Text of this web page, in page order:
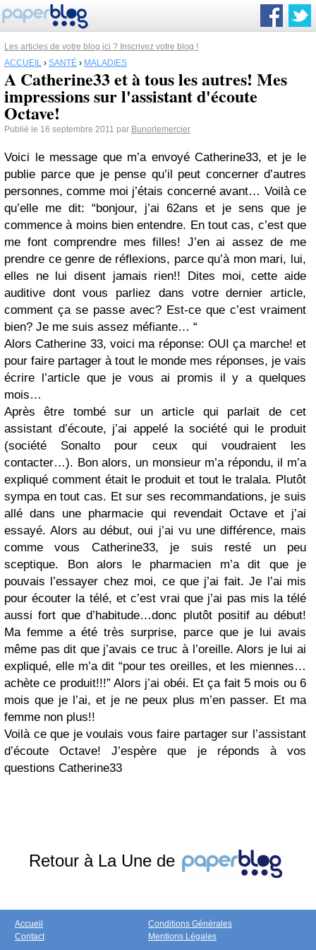
Les articles de votre blog ici ? Inscrivez votre blog !
ACCUEIL › SANTÉ › MALADIES
A Catherine33 et à tous les autres! Mes
impressions sur l'assistant d'écoute
Octave!
Publié le 16 septembre 2011 par Bunorlemercier
Voici le message que m’a envoyé Catherine33, et je le
publie parce que je pense qu’il peut concerner d’autres
personnes, comme moi j’étais concerné avant… Voilà ce
qu’elle me dit: “bonjour, j’ai 62ans et je sens que je
commence à moins bien entendre. En tout cas, c’est que
me font comprendre mes filles! J’en ai assez de me
prendre ce genre de réflexions, parce qu’à mon mari, lui,
elles ne lui disent jamais rien!! Dites moi, cette aide
auditive dont vous parliez dans votre dernier article,
comment ça se passe avec? Est-ce que c’est vraiment
bien? Je me suis assez méfiante… “
Alors Catherine 33, voici ma réponse: OUI ça marche! et
pour faire partager à tout le monde mes réponses, je vais
écrire l’article que je vous ai promis il y a quelques
mois…
Après être tombé sur un article qui parlait de cet
assistant d’écoute, j’ai appelé la société qui le produit
(société Sonalto pour ceux qui voudraient les
contacter…). Bon alors, un monsieur m’a répondu, il m’a
expliqué comment était le produit et tout le tralala. Plutôt
sympa en tout cas. Et sur ses recommandations, je suis
allé dans une pharmacie qui revendait Octave et j’ai
essayé. Alors au début, oui j’ai vu une différence, mais
comme vous Catherine33, je suis resté un peu
sceptique. Bon alors le pharmacien m’a dit que je
pouvais l’essayer chez moi, ce que j’ai fait. Je l’ai mis
pour écouter la télé, et c’est vrai que j’ai pas mis la télé
aussi fort que d’habitude…donc plutôt positif au début!
Ma femme a été très surprise, parce que je lui avais
même pas dit que j’avais ce truc à l’oreille. Alors je lui ai
expliqué, elle m’a dit “pour tes oreilles, et les miennes…
achète ce produit!!!” Alors j’ai obéi. Et ça fait 5 mois ou 6
mois que je l’ai, et je ne peux plus m’en passer. Et ma
femme non plus!!
Voilà ce que je voulais vous faire partager sur l’assistant
d’écoute Octave! J’espère que je réponds à vos
questions Catherine33
Retour à La Une de
Accueil
Contact
Conditions Générales
Mentions Légales